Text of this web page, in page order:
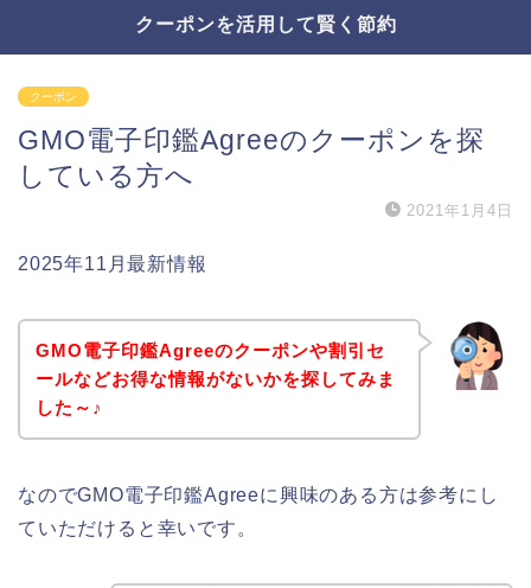
クーポンを活用して賢く節約
クーポン
GMO電子印鑑Agreeのクーポンを探
している方へ
2021年1月4日
2025年11月最新情報
GMO電子印鑑Agreeのクーポンや割引セ
ールなどお得な情報がないかを探してみま
した～♪
なのでGMO電子印鑑Agreeに興味のある方は参考にし
ていただけると幸いです。